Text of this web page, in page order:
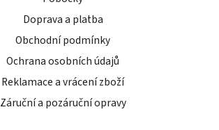
Doprava a platba
Obchodní podmínky
Ochrana osobních údajů
Reklamace a vrácení zboží
Záruční a pozáruční opravy